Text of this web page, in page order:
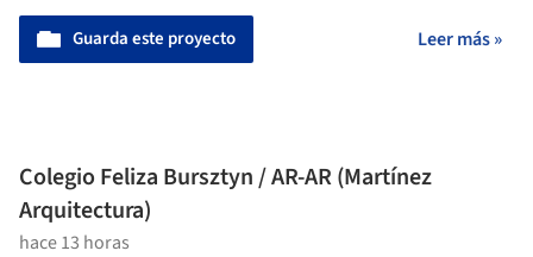
Guarda este proyecto Leer más »
Colegio Feliza Bursztyn / AR-AR (Martínez
Arquitectura)
hace 13 horas